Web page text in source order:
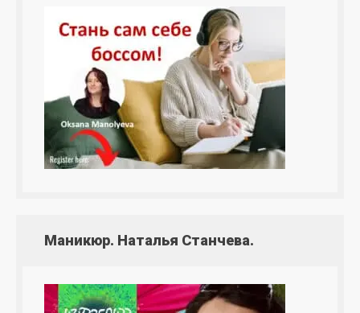
Маникюр. Наталья Станчева.